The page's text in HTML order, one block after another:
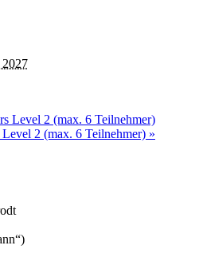
2027
Level 2 (max. 6 Teilnehmer)
2 (max. 6 Teilnehmer) »